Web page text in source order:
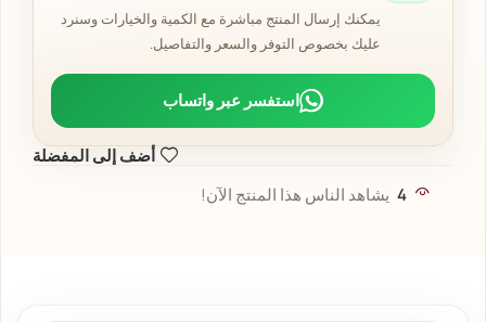
يمكنك إرسال المنتج مباشرة مع الكمية والخيارات وسنرد
عليك بخصوص التوفر والسعر والتفاصيل.
استفسر عبر واتساب
أضف إلى المفضلة
4 يشاهد الناس هذا المنتج الآن!